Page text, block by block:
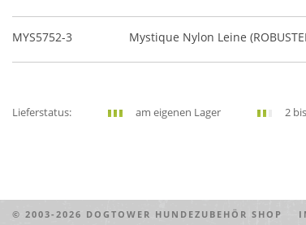
MYS5752-3 Mystique Nylon Leine
Lieferstatus: am eigenen Lager 2
© 2003-2026 DOGTOWER HUNDEZUBEHÖR SHOP